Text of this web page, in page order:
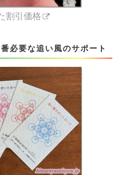
割引価格
必要な追い風のサポート